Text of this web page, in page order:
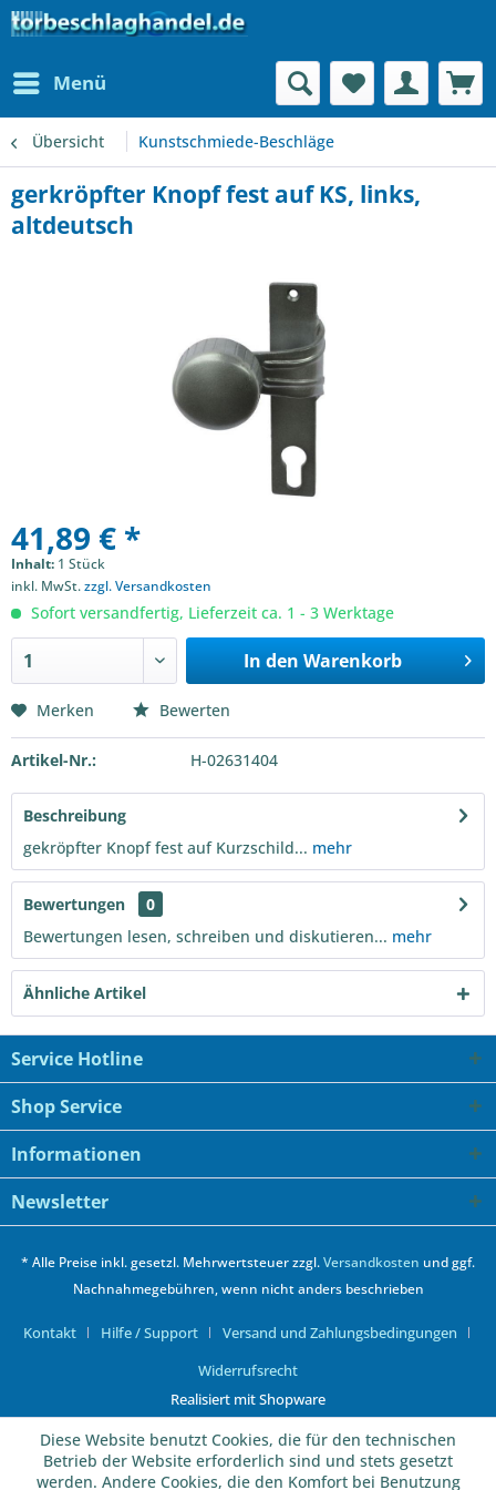
Menü
Übersicht Kunstschmiede-Beschläge
gerkröpfter Knopf fest auf KS, links,
altdeutsch
41,89 € *
Inhalt: 1 Stück
inkl. MwSt.zzgl. Versandkosten
Sofort versandfertig, Lieferzeit ca. 1 - 3 Werktage
In den Warenkorb
Merken Bewerten
Artikel-Nr.: H-02631404
Beschreibung
gekröpfter Knopf fest auf Kurzschild... mehr
Bewertungen
0
Bewertungen lesen, schreiben und diskutieren... mehr
Ähnliche Artikel
Service Hotline
Shop Service
Informationen
Newsletter
* Alle Preise inkl. gesetzl. Mehrwertsteuer zzgl.Versandkosten und ggf.
Nachnahmegebühren, wenn nicht anders beschrieben
Kontakt Hilfe / Support
Versand und Zahlungsbedingungen
Widerrufsrecht
Realisiert mit Shopware
Diese Website benutzt Cookies, die für den technischen
Betrieb der Website erforderlich sind und stets gesetzt
werden. Andere Cookies, die den Komfort bei Benutzung